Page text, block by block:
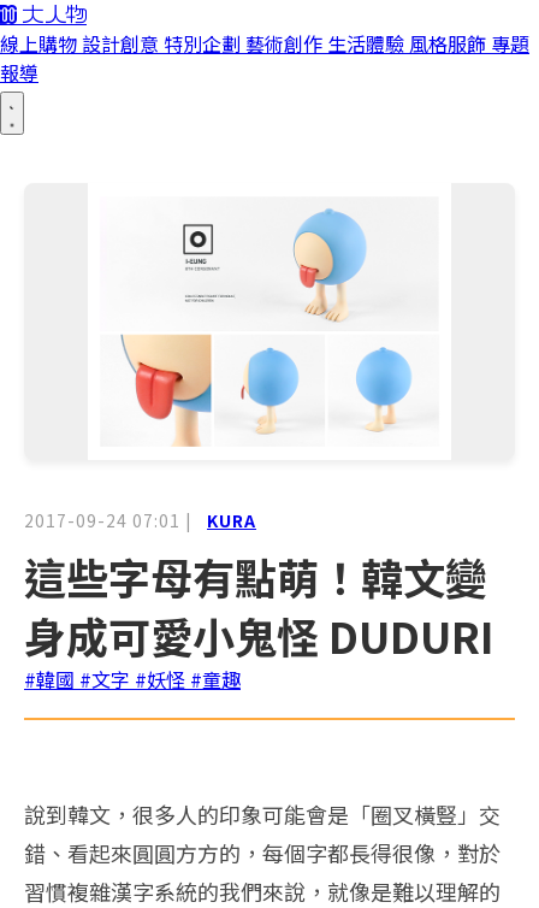
線上購物 設計創意 特別企劃 藝術創作 生活體驗 風格服飾 專題
報導
2017-09-24 07:01 | KURA
這些字母有點萌！韓文變
身成可愛小鬼怪 DUDURI
#韓國 #文字 #妖怪 #童趣
說到韓文，很多人的印象可能會是「圈叉橫豎」交
錯、看起來圓圓方方的，每個字都長得很像，對於
習慣複雜漢字系統的我們來說，就像是難以理解的